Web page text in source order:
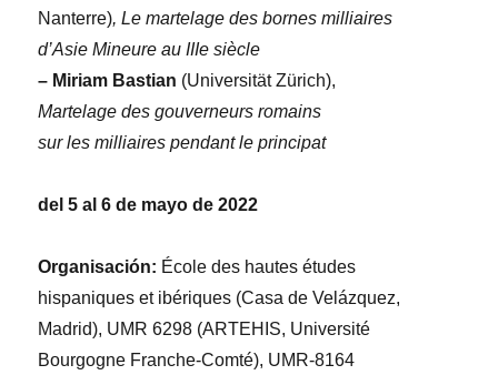
Nanterre), Le martelage des bornes milliaires
d’Asie Mineure au IIIe siècle
– Miriam Bastian (Universität Zürich),
Martelage des gouverneurs romains
sur les milliaires pendant le principat
del 5 al 6 de mayo de 2022
Organisación: École des hautes études
hispaniques et ibériques (Casa de Velázquez,
Madrid), UMR 6298 (ARTEHIS, Université
Bourgogne Franche-Comté), UMR-8164